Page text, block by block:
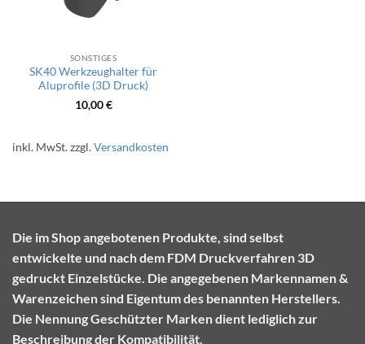
SONSTIGES
SK40 Werkzeughalter für
Aluprofile (3D Druck)
10,00€
inkl. MwSt.zzgl.Versandkosten
Die im Shop angebotenen Produkte, sind selbst
entwickelte und nach dem FDM Druckverfahren 3D
gedruckt Einzelstücke. Die angegebenen Markennamen &
Warenzeichen sind Eigentum des benannten Herstellers.
Die Nennung Geschützter Marken dient lediglich zur
Beschreibung der Kompatibilität.